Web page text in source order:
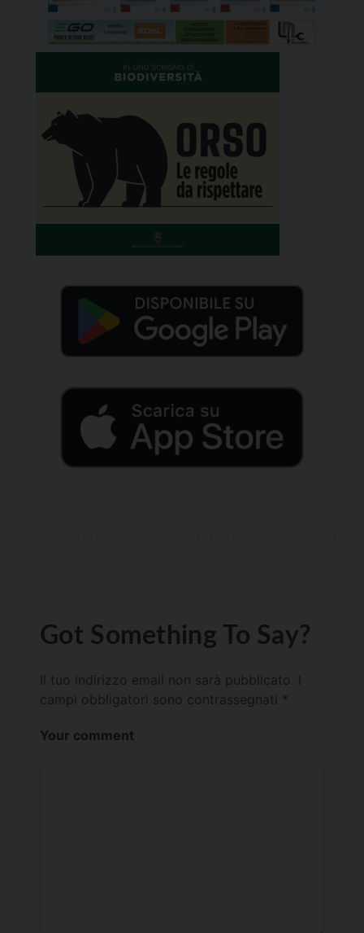
Got Something To Say?
Il tuo indirizzo email non sarà pubblicato.
campi obbligatori sono contrassegnati *
Your comment